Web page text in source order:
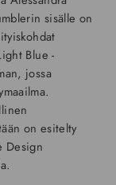
sisälle on
Blue -
jossa
on esitelty
Design